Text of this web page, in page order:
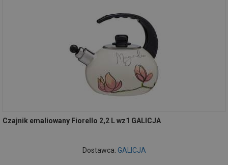
Czajnik emaliowany Fiorello 2,2 L wz1 GALICJA
Dostawca: GALICJA